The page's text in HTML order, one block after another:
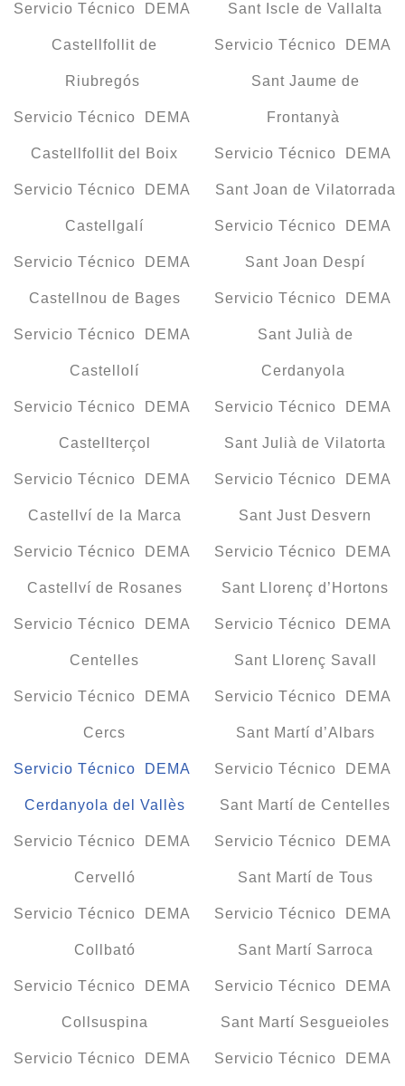
Servicio Técnico DEMA
Castellfollit de
Riubregós
Servicio Técnico DEMA
Castellfollit del Boix
Servicio Técnico DEMA
Castellgalí
Servicio Técnico DEMA
Castellnou de Bages
Servicio Técnico DEMA
Castellolí
Servicio Técnico DEMA
Castellterçol
Servicio Técnico DEMA
Castellví de la Marca
Servicio Técnico DEMA
Castellví de Rosanes
Servicio Técnico DEMA
Centelles
Servicio Técnico DEMA
Cercs
Servicio Técnico DEMA
Cerdanyola del Vallès
Servicio Técnico DEMA
Cervelló
Servicio Técnico DEMA
Collbató
Servicio Técnico DEMA
Collsuspina
Servicio Técnico DEMA
Sant Iscle de Vallalta
Servicio Técnico DEMA
Sant Jaume de
Frontanyà
Servicio Técnico DEMA
Sant Joan de Vilatorrada
Servicio Técnico DEMA
Sant Joan Despí
Servicio Técnico DEMA
Sant Julià de
Cerdanyola
Servicio Técnico DEMA
Sant Julià de Vilatorta
Servicio Técnico DEMA
Sant Just Desvern
Servicio Técnico DEMA
Sant Llorenç d’Hortons
Servicio Técnico DEMA
Sant Llorenç Savall
Servicio Técnico DEMA
Sant Martí d’Albars
Servicio Técnico DEMA
Sant Martí de Centelles
Servicio Técnico DEMA
Sant Martí de Tous
Servicio Técnico DEMA
Sant Martí Sarroca
Servicio Técnico DEMA
Sant Martí Sesgueioles
Servicio Técnico DEMA